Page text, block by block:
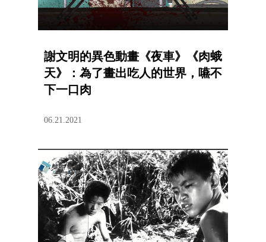
謝文明的異色動畫《夜車》《肉蛾
天》：為了畫出吃人的世界，嚥不
下一口肉
06.21.2021